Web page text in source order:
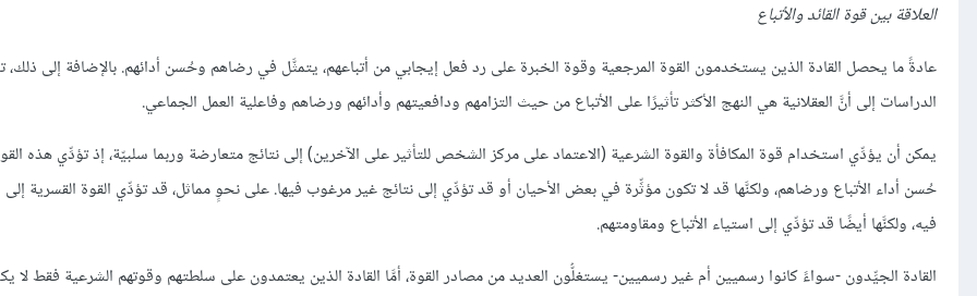
العلاقة بين قوة القائد والأتباع
عادةً ما يحصل القادة الذين يستخدمون القوة المرجعية وقوة الخبرة على رد فعل إيجابي من أتباعهم، يتمثَّل في رضاهم وحُسن أدائهم. بالإضافة إلى ذلك،
الدراسات إلى أنَّ العقلانية هي النهج الأكثر تأثيرًا على الأتباع من حيث التزامهم ودافعيتهم وأدائهم ورضاهم وفاعلية العمل الجماعي.
يمكن أن يؤدِّي استخدام قوة المكافأة والقوة الشرعية (الاعتماد على مركز الشخص للتأثير على الآخرين) إلى نتائج متعارضة وربما سلبيّة، إذ تؤدِّي هذه
حُسن أداء الأتباع ورضاهم، ولكنَّها قد لا تكون مؤثِّرة في بعض الأحيان أو قد تؤدِّي إلى نتائج غير مرغوب فيها. على نحوٍ مماثل، قد تؤدِّي القوة القسرية
فيه، ولكنَّها أيضًا قد تؤدِّي إلى استياء الأتباع ومقاومتهم.
القادة الجيِّدون -سواءً كانوا رسميين أم غير رسميين- يستغلُّون العديد من مصادر القوة، أمَّا القادة الذين يعتمدون على سلطتهم وقوتهم الشرعية فقط لا